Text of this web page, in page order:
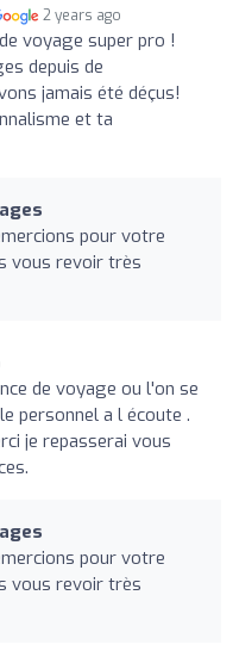
2 years ago
voyage super pro !
depuis de
jamais été déçus!
et ta
pour votre
vous revoir très
de voyage ou l'on se
personnel a l écoute .
je repasserai vous
pour votre
vous revoir très